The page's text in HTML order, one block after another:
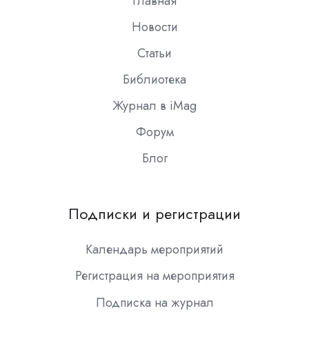
Новости
Статьи
Библиотека
Журнал в iMag
Форум
Блог
Подписки и регистрации
Календарь мероприятий
Регистрация на мероприятия
Подписка на журнал